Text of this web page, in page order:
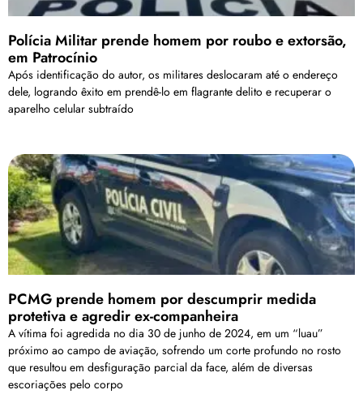
Polícia Militar prende homem por roubo e extorsão,
em Patrocínio
Após identificação do autor, os militares deslocaram até o endereço
dele, logrando êxito em prendê-lo em flagrante delito e recuperar o
aparelho celular subtraído
PCMG prende homem por descumprir medida
protetiva e agredir ex-companheira
A vítima foi agredida no dia 30 de junho de 2024, em um “luau”
próximo ao campo de aviação, sofrendo um corte profundo no rosto
que resultou em desfiguração parcial da face, além de diversas
escoriações pelo corpo